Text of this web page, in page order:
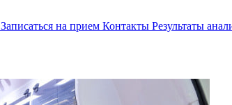
Записаться на прием Контакты Результаты